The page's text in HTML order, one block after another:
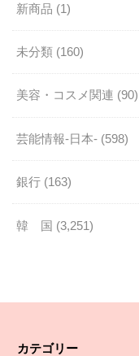
新商品 (1)
未分類 (160)
美容・コスメ関連 (90)
芸能情報-日本- (598)
銀行 (163)
韓 国 (3,251)
カテゴリー